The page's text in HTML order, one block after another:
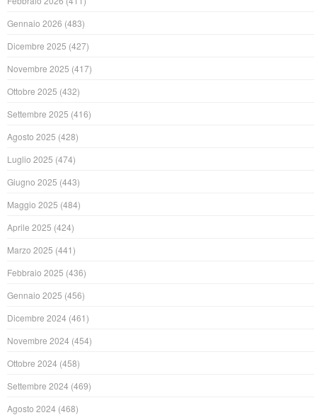
Gennaio 2026 (483)
Dicembre 2025 (427)
Novembre 2025 (417)
Ottobre 2025 (432)
Settembre 2025 (416)
Agosto 2025 (428)
Luglio 2025 (474)
Giugno 2025 (443)
Maggio 2025 (484)
Aprile 2025 (424)
Marzo 2025 (441)
Febbraio 2025 (436)
Gennaio 2025 (456)
Dicembre 2024 (461)
Novembre 2024 (454)
Ottobre 2024 (458)
Settembre 2024 (469)
Agosto 2024 (468)